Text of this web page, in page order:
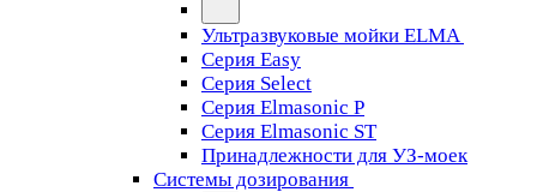
Ультразвуковые мойки ELMA
Серия Easy
Серия Select
Серия Elmasonic P
Серия Elmasonic ST
Принадлежности для УЗ-моек
Системы дозирования